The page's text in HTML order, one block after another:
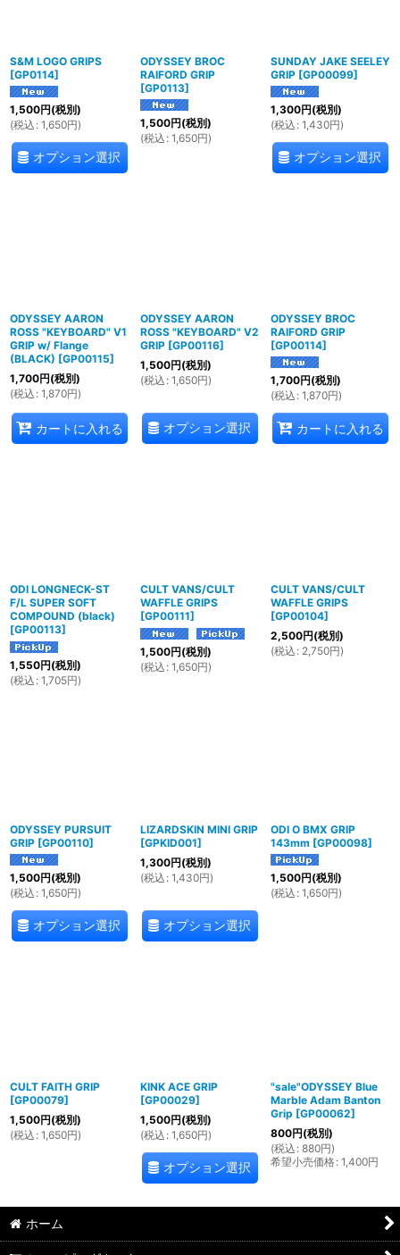
S&M LOGO GRIPS
[GP0114]
1,500円(税別)
(税込 : 1,650円)
オプション選択
ODYSSEY BROC
RAIFORD GRIP
[GP0113]
1,500円(税別)
(税込 : 1,650円)
SUNDAY JAKE SEELEY
GRIP [GP00099]
1,300円(税別)
(税込 : 1,430円)
オプション選択
ODYSSEY AARON
ROSS "KEYBOARD" V1
GRIP w/ Flange
(BLACK) [GP00115]
1,700円(税別)
(税込 : 1,870円)
カートに入れる
ODYSSEY AARON
ROSS "KEYBOARD" V2
GRIP [GP00116]
1,500円(税別)
(税込 : 1,650円)
オプション選択
ODYSSEY BROC
RAIFORD GRIP
[GP00114]
1,700円(税別)
(税込 : 1,870円)
カートに入れる
ODI LONGNECK-ST
F/L SUPER SOFT
COMPOUND (black)
[GP00113]
1,550円(税別)
(税込 : 1,705円)
CULT VANS/CULT
WAFFLE GRIPS
[GP00111]
1,500円(税別)
(税込 : 1,650円)
CULT VANS/CULT
WAFFLE GRIPS
[GP00104]
2,500円(税別)
(税込 : 2,750円)
ODYSSEY PURSUIT
GRIP [GP00110]
1,500円(税別)
(税込 : 1,650円)
オプション選択
LIZARDSKIN MINI GRIP
[GPKID001]
1,300円(税別)
(税込 : 1,430円)
オプション選択
ODI O BMX GRIP
143mm [GP00098]
1,500円(税別)
(税込 : 1,650円)
CULT FAITH GRIP
[GP00079]
1,500円(税別)
(税込 : 1,650円)
KINK ACE GRIP
[GP00029]
1,500円(税別)
(税込 : 1,650円)
オプション選択
"sale"ODYSSEY Blue
Marble Adam Banton
Grip [GP00062]
800円(税別)
(税込 : 880円)
希望小売価格: 1,400円
ホーム